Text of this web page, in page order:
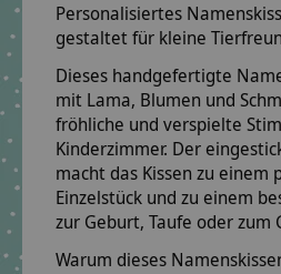
Personalisiertes
gestaltet für kleine
Dieses handgefertigte
mit Lama, Blumen und
fröhliche und verspielte
Kinderzimmer. Der
macht das Kissen zu einem
Einzelstück und zu einem
zur Geburt, Taufe oder zum
Warum dieses